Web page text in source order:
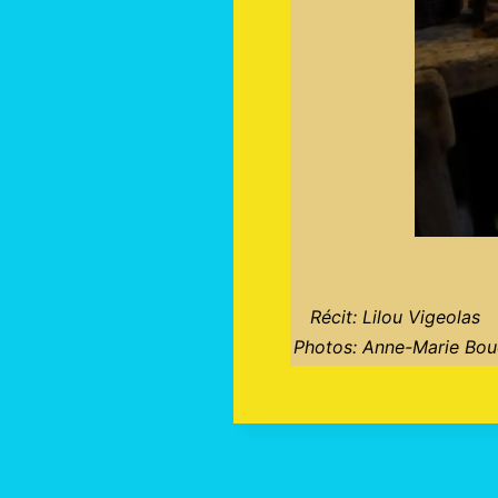
Récit: Lilou Vigeolas
Photos: Anne-Marie